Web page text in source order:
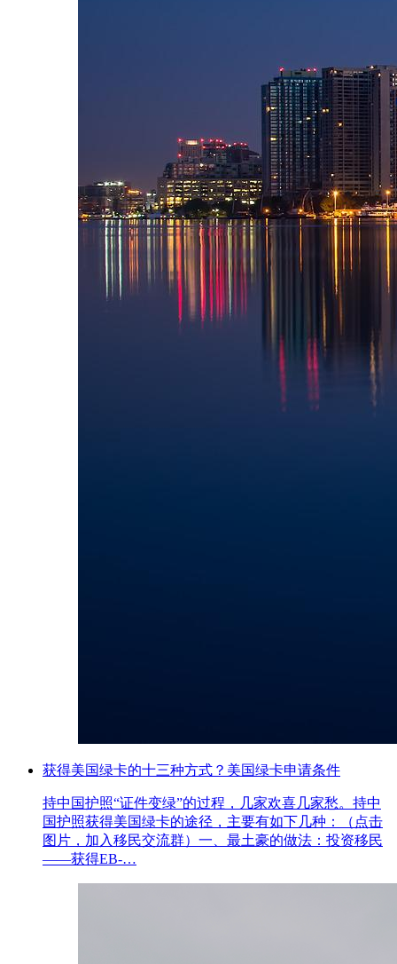
获得美国绿卡的十三种方式？美国绿卡申请条件
持中国护照“证件变绿”的过程，几家欢喜几家愁。持中
国护照获得美国绿卡的途径，主要有如下几种：（点击
图片，加入移民交流群）一、最土豪的做法：投资移民
——获得EB-…